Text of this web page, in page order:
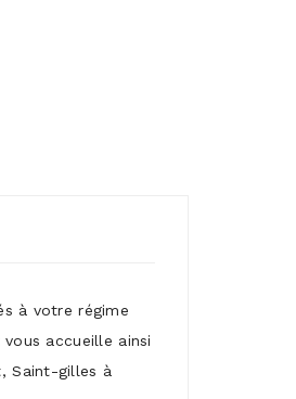
à votre régime
accueille ainsi
Saint-gilles à